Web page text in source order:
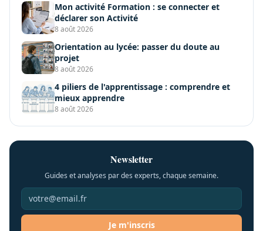
Mon activité Formation : se connecter et
déclarer son Activité
8 août 2026
Orientation au lycée: passer du doute au
projet
8 août 2026
4 piliers de l'apprentissage : comprendre et
mieux apprendre
8 août 2026
Newsletter
Guides et analyses par des experts, chaque semaine.
Je m'inscris